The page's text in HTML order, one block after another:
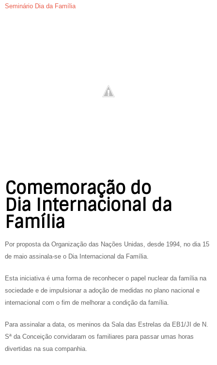
Seminário Dia da Família
Comemoração do
Dia Internacional da
Família
Por proposta da Organização das Nações Unidas, desde 1994, no dia 15
de maio assinala-se o Dia Internacional da Família.
Esta iniciativa é uma forma de reconhecer o papel nuclear da família na
sociedade e de impulsionar a adoção de medidas no plano nacional e
internacional com o fim de melhorar a condição da família.
Para assinalar a data, os meninos da Sala das Estrelas da EB1/JI de N.
Sª da Conceição convidaram os familiares para passar umas horas
divertidas na sua companhia.